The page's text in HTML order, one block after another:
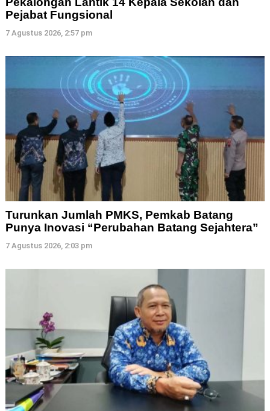
Pejabat Fungsional
7 Agustus 2026, 2:57 pm
Turunkan Jumlah PMKS, Pemkab Batang
Punya Inovasi “Perubahan Batang Sejahtera”
7 Agustus 2026, 2:03 pm